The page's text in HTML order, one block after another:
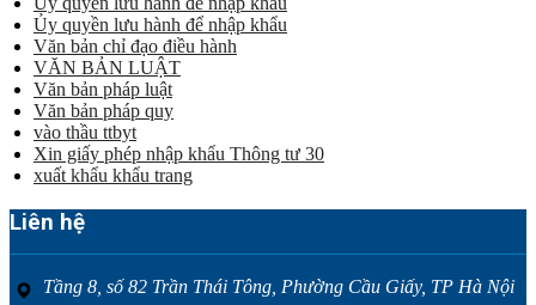
Ủy quyền lưu hành để nhập khẩu
Văn bản chỉ đạo điều hành
VĂN BẢN LUẬT
Văn bản pháp luật
Văn bản pháp quy
vào thầu ttbyt
Xin giấy phép nhập khẩu Thông tư 30
xuất khẩu khẩu trang
Liên hệ
Tầng 8, số 82 Trần Thái Tông, Phường Cầu Giấy, TP Hà Nội